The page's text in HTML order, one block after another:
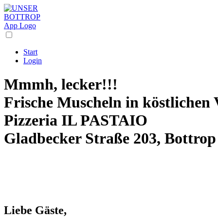
Start
Login
Mmmh, lecker!!!
Frische Muscheln in köstlichen
Pizzeria IL PASTAIO
Gladbecker Straße 203, Bottrop
Liebe Gäste,